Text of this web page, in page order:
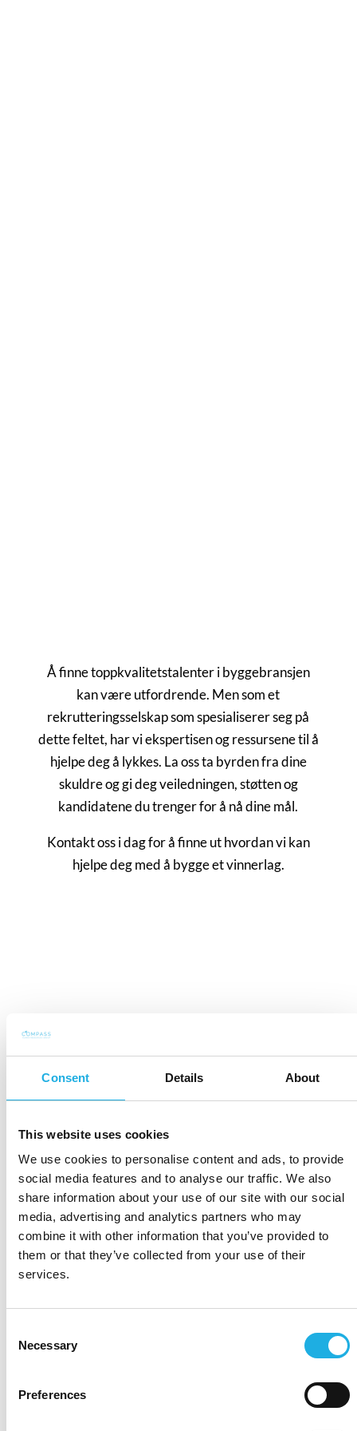
Consent Details About
This website uses cookies
We use cookies to personalise content and ads, to provide
social media features and to analyse our traffic. We also
share information about your use of our site with our social
media, advertising and analytics partners who may
combine it with other information that you’ve provided to
them or that they’ve collected from your use of their
services.
Selection
Necessary
Preferences
Å finne toppkvalitetstalenter i byggebransjen
kan være utfordrende. Men som et
rekrutteringsselskap som spesialiserer seg på
dette feltet, har vi ekspertisen og ressursene til å
hjelpe deg å lykkes. La oss ta byrden fra dine
skuldre og gi deg veiledningen, støtten og
kandidatene du trenger for å nå dine mål.
Kontakt oss i dag for å finne ut hvordan vi kan
hjelpe deg med å bygge et vinnerlag.
Ønsker tilbud på et konkret oppdrag
Ønsker hjelp til å finne riktig konsulent
Du er alltid velkommen til å kontakte oss, så vil vi sørge
for å komme tilbake til deg så snart som mulig.
Fyll ut skjemaet eller ring oss.